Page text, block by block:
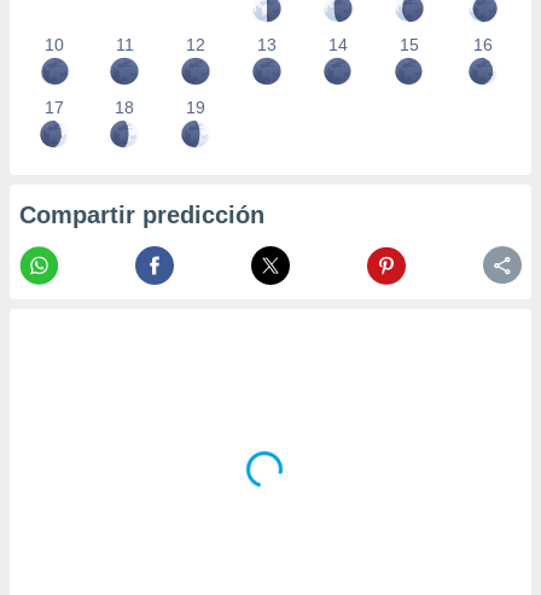
10 11 12 13 14 15 16
17 18 19
Compartir predicción